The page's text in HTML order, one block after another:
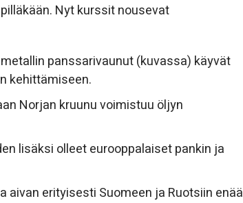
Nyt kurssit nousevat
panssarivaunut (kuvassa) käyvät
kehittämiseen.
Norjan kruunu voimistuu öljyn
lisäksi olleet eurooppalaiset pankin ja
aivan erityisesti Suomeen ja Ruotsiin enää